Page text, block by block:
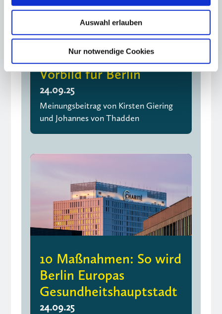
Auswahl erlauben
Nur notwendige Cookies
Warschau –
Partnerstadt und
Vorbild für Berlin
24.09.25
Meinungsbeitrag von Kirsten Giering
und Johannes von Thadden
10 Maßnahmen: So wird
Berlin Europas
Gesundheitshauptstadt
24.09.25